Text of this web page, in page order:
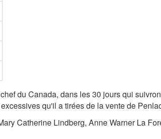
du Canada, dans les 30 jours qui
qu'il a tirées de la vente de
Catherine Lindberg, Anne Warner La